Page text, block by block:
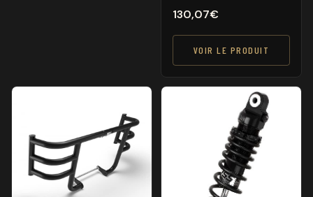
130,07€
VOIR LE PRODUIT